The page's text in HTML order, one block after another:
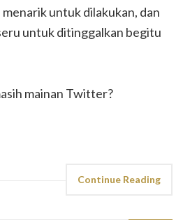
untuk dilakukan, dan
untuk ditinggalkan begitu
mainan Twitter?
Continue Reading